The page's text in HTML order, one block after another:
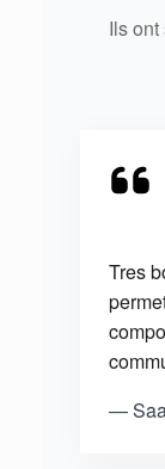
Ils
Tres
—